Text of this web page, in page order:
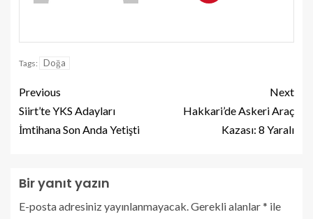
Tags: Doğa
Previous
Siirt’te YKS Adayları
İmtihana Son Anda Yetişti
Next
Hakkari’de Askeri Araç
Kazası: 8 Yaralı
Bir yanıt yazın
E-posta adresiniz yayınlanmayacak. Gerekli alanlar* ile